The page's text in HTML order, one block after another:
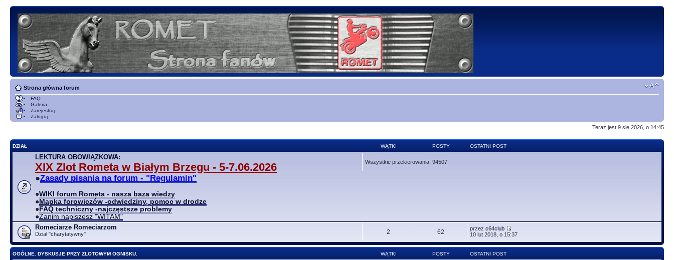
Strona główna forum
FAQ
Galeria
Zarejestruj
Zaloguj
Teraz jest 9 sie 2026, o 14:45
DZIAŁ WĄTKI POSTY OSTATNI POST
LEKTURA OBOWIĄZKOWA:
XIX Zlot Rometa w Białym Brzegu - 5-7.06.2026
●Zasady pisania na forum - "Regulamin"
●WIKI forum Rometa - nasza baza wiedzy
●Mapka forowiczów -odwiedziny, pomoc w drodze
●FAQ techniczny -najczęstsze problemy
●Zanim napiszesz "WITAM"
Wszystkie przekierowania: 94507
Romeciarze Romeciarzom
Dział "charytatywny" 2 62 przezc64club
10 lut 2018, o 15:37
OGÓLNE. DYSKUSJE PRZY ZLOTOWYM OGNISKU. WĄTKI POSTY OSTATNI POST